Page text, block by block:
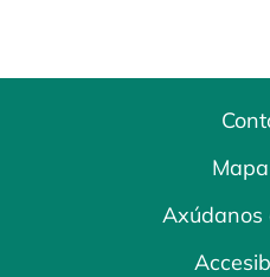
Axúdanos